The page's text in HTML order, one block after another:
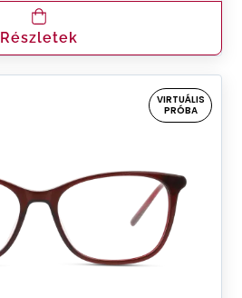
Részletek
VIRTUÁLIS
PRÓBA